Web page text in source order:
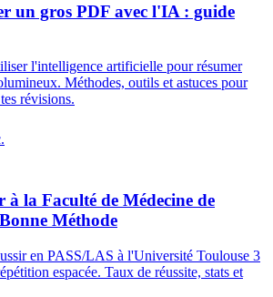
un gros PDF avec l'IA : guide
l'intelligence artificielle pour résumer
Méthodes, outils et astuces pour
révisions.
à la Faculté de Médecine de
Méthode
en PASS/LAS à l'Université Toulouse 3
espacée. Taux de réussite, stats et